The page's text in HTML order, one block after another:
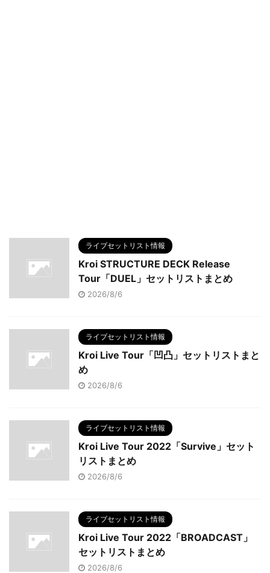
ライブセットリスト情報
Kroi STRUCTURE DECK Release
Tour「DUEL」セットリストまとめ
2026/8/6
ライブセットリスト情報
Kroi Live Tour「凹凸」セットリストまと
め
2026/8/6
ライブセットリスト情報
Kroi Live Tour 2022「Survive」セット
リストまとめ
2026/8/6
ライブセットリスト情報
Kroi Live Tour 2022「BROADCAST」
セットリストまとめ
2026/8/6